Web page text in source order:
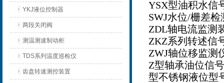
YKJ液位控制器
两段关闭阀
测温测速制动柜
TDS系列温度巡检仪
齿盘转速测控装置
YSX型油积水信
SWJ水位/栅差检
ZDL轴电流监测
ZKZ系列转述信
ZWJ轴位移监测
Z型轴承油位信
型不锈钢液位型